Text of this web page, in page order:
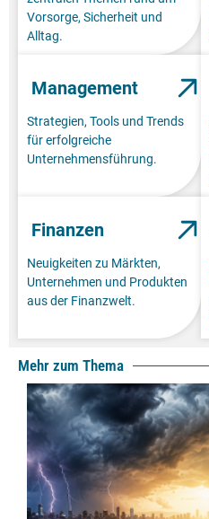
Vorsorge, Sicherheit und
Alltag.
Management
Strategien, Tools und Trends
für erfolgreiche
Unternehmensführung.
Finanzen
Neuigkeiten zu Märkten,
Unternehmen und Produkten
aus der Finanzwelt.
Mehr zum Thema